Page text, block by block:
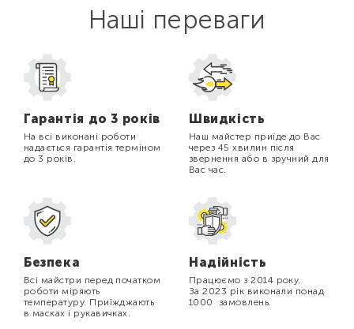
Наші переваги
Гарантія до 3 років
На всі виконані роботи
надається гарантія терміном
до 3 років.
Швидкість
Наш майстер приїде до Вас
через 45 хвилин після
звернення або в зручний для
Вас час.
Безпека
Всі майстри перед початком
роботи міряють
температуру. Приїжджають
в масках і рукавичках.
Надійність
Працюємо з 2014 року.
За 2023 рік виконали понад
1000 замовлень.